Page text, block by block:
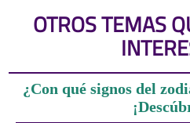
OTROS TEMAS
¿Con qué signos del